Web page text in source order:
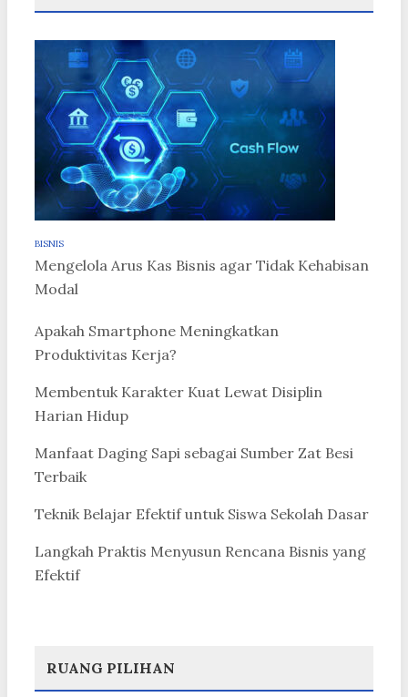
BISNIS
Mengelola Arus Kas Bisnis agar Tidak Kehabisan
Modal
Apakah Smartphone Meningkatkan
Produktivitas Kerja?
Membentuk Karakter Kuat Lewat Disiplin
Harian Hidup
Manfaat Daging Sapi sebagai Sumber Zat Besi
Terbaik
Teknik Belajar Efektif untuk Siswa Sekolah Dasar
Langkah Praktis Menyusun Rencana Bisnis yang
Efektif
RUANG PILIHAN